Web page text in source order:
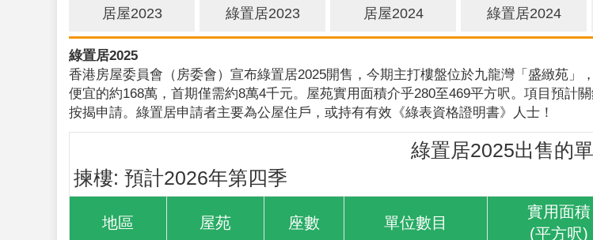
居屋2023 綠置居2023 居屋2024 綠置居2024
綠置居2025
香港房屋委員會（房委會）宣布綠置居2025開售，今期主打樓盤位於九龍灣「盛緻苑
便宜的約168萬，首期僅需約8萬4千元。屋苑實用面積介乎280至469平方呎。項目預計
按揭申請。綠置居申請者主要為公屋住戶，或持有有效《綠表資格證明書》人士！
綠置居2025出售的
揀樓: 預計2026年第四季
地區 屋苑 座數 單位數目
實用面積
(平方呎)